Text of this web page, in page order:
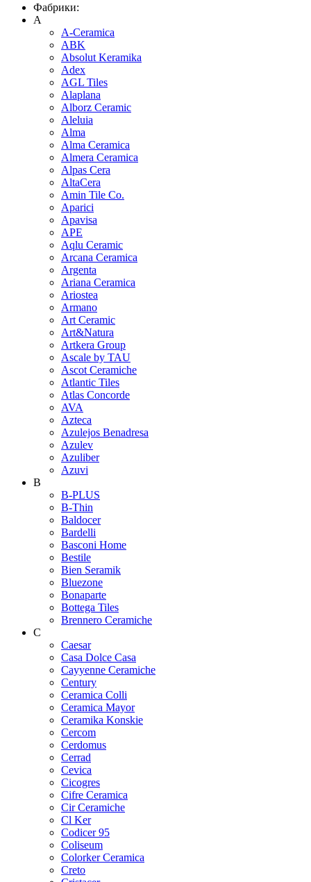
Фабрики:
A
A-Ceramica
ABK
Absolut Keramika
Adex
AGL Tiles
Alaplana
Alborz Ceramic
Aleluia
Alma
Alma Ceramica
Almera Ceramica
Alpas Cera
AltaCera
Amin Tile Co.
Aparici
Apavisa
APE
Aqlu Ceramic
Arcana Ceramica
Argenta
Ariana Ceramica
Ariostea
Armano
Art Ceramic
Art&Natura
Artkera Group
Ascale by TAU
Ascot Ceramiche
Atlantic Tiles
Atlas Concorde
AVA
Azteca
Azulejos Benadresa
Azulev
Azuliber
Azuvi
B
B-PLUS
B-Thin
Baldocer
Bardelli
Basconi Home
Bestile
Bien Seramik
Bluezone
Bonaparte
Bottega Tiles
Brennero Ceramiche
C
Caesar
Casa Dolce Casa
Cayyenne Ceramiche
Century
Ceramica Colli
Ceramica Mayor
Ceramika Konskie
Cercom
Cerdomus
Cerrad
Cevica
Cicogres
Cifre Ceramica
Cir Ceramiche
Cl Ker
Codicer 95
Coliseum
Colorker Ceramica
Creto